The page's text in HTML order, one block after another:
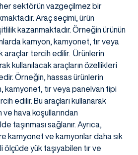
her sektörün vazgeçilmez bir
Araç seçimi, ürün
kazanmaktadır. Örneğin ürünün
kamyon, kamyonet, tır veya
tercih edilir. Ürünlerin
kullanılacak araçların özellikleri
Örneğin, hassas ürünlerin
kamyonet, tır veya panelvan tipi
edilir. Bu araçları kullanarak
ve hava koşullarından
taşınması sağlanır. Ayrıca,
kamyonet ve kamyonlar daha sık
yük taşıyabilen tır ve